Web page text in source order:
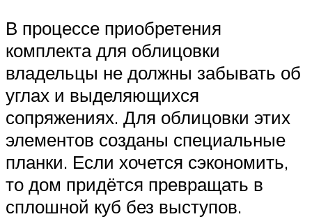
В процессе приобретения
комплекта для облицовки
владельцы не должны забывать об
углах и выделяющихся
сопряжениях. Для облицовки этих
элементов созданы специальные
планки. Если хочется сэкономить,
то дом придётся превращать в
сплошной куб без выступов.